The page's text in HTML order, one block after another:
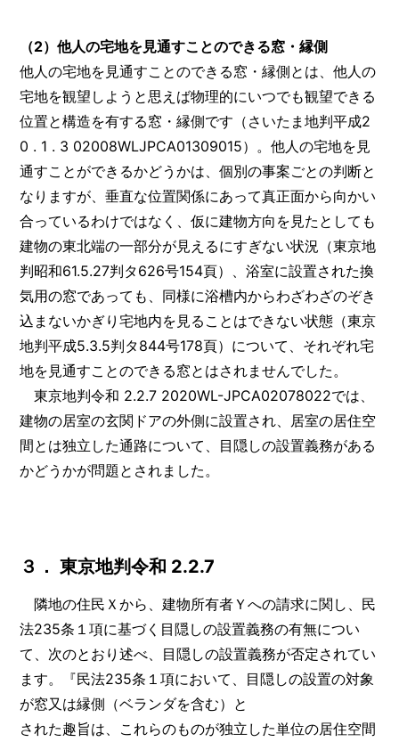
（2）他人の宅地を見通すことのできる窓・縁側
他人の宅地を見通すことのできる窓・縁側とは、他人の
宅地を観望しようと思えば物理的にいつでも観望できる
位置と構造を有する窓・縁側です（さいたま地判平成2
0 . 1 . 3 02008WLJPCA01309015）。他人の宅地を見
通すことができるかどうかは、個別の事案ごとの判断と
なりますが、垂直な位置関係にあって真正面から向かい
合っているわけではなく、仮に建物方向を見たとしても
建物の東北端の一部分が見えるにすぎない状況（東京地
判昭和61.5.27判タ626号154頁）、浴室に設置された換
気用の窓であっても、同様に浴槽内からわざわざのぞき
込まないかぎり宅地内を見ることはできない状態（東京
地判平成5.3.5判タ844号178頁）について、それぞれ宅
地を見通すことのできる窓とはされませんでした。
東京地判令和 2.2.7 2020WL-JPCA02078022では、
建物の居室の玄関ドアの外側に設置され、居室の居住空
間とは独立した通路について、目隠しの設置義務がある
かどうかが問題とされました。
３． 東京地判令和 2.2.7
隣地の住民Ｘから、建物所有者Ｙへの請求に関し、民
法235条１項に基づく目隠しの設置義務の有無につい
て、次のとおり述べ、目隠しの設置義務が否定されてい
ます。『民法235条１項において、目隠しの設置の対象
が窓又は縁側（ベランダを含む）と
された趣旨は、これらのものが独立した単位の居住空間